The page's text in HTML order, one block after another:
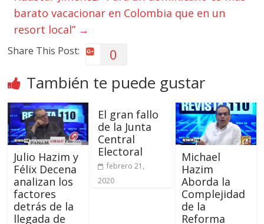
barato vacacionar en Colombia que en un
resort local” →
Share This Post: 0
También te puede gustar
Julio Hazim y
Félix Decena
analizan los
factores
detrás de la
llegada de
El gran fallo
de la Junta
Central
Electoral
febrero 21,
2020
Michael
Hazim
Aborda la
Complejidad
de la
Reforma